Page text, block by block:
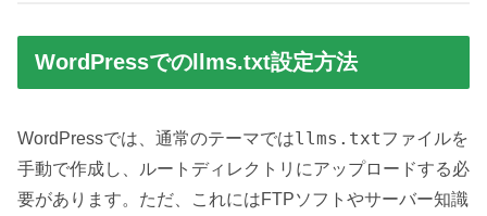
WordPressでのllms.txt設定方法
WordPressでは、通常のテーマではllms.txtファイルを
手動で作成し、ルートディレクトリにアップロードする必
要があります。ただ、これにはFTPソフトやサーバー知識